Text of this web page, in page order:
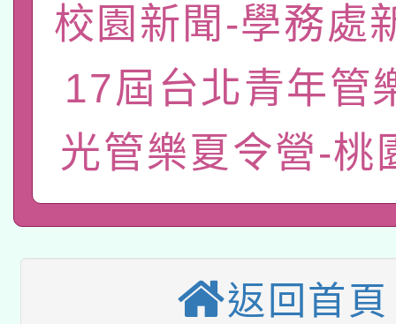
pilot」
有關大陸委員會函釋公
薪期間赴陸應申請許可
轉知經濟部水利署委託
業技術研究院辦理「
用水績優單位及節水達
動」
115年8月22日(星期六
桃園市孔廟祈福系列
開 智慧啟航」
2026年桃園地景藝術
本校115學年度第2次
招甄選結果公告(無人
適應運動共學行動站研
本館辦理115年度閱讀
校園新聞-學務處
17屆台北青年管
光管樂夏令營-桃
返回首頁